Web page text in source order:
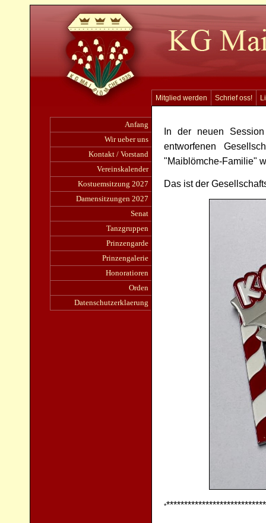
Mitglied werden Schrief oss!
Anfang
Wir ueber uns
Kontakt / Vorstand
Vereinskalender
Kostuemsitzung 2027
Damensitzungen 2027
Senat
Tanzgruppen
Prinzengarde
Prinzengalerie
Honoratioren
Orden
Datenschutzerklaerung
In der neuen
entworfenen
"Maiblömche-Familie"
Das ist der
*